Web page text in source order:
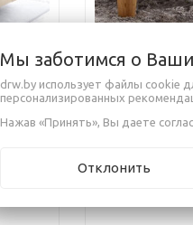
КРОВАТЬ БЕЗ
МОДЕРН,
1 670,00
Мы заботимся о
drw.by использует файлы cookie
персонализированных
Нажав «Принять», Вы даете
Отклонить